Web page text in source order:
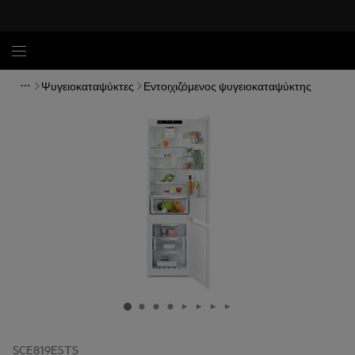
Ψυγειοκαταψύκτες Εντοιχιζόμενος ψυγειοκαταψύκτης
SCE819E5TS